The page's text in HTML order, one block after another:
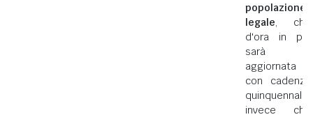
popolazione
legale, che
d'ora in poi
sarà
aggiornata
con cadenza
quinquennale
invece che